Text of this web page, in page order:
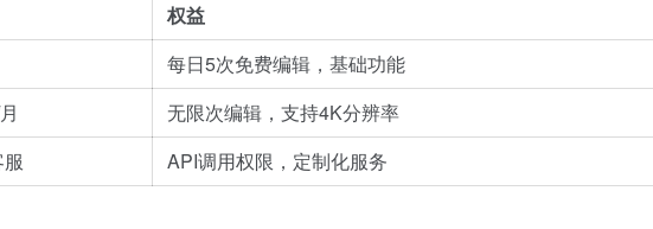
权益
每日5次免费编辑，基础功能
无限次编辑，支持4K分辨率
API调用权限，定制化服务